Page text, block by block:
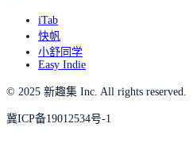
iTab
快帆
小舒同学
Easy Indie
© 2025 新趣集 Inc. All rights reserved.
冀ICP备19012534号-1